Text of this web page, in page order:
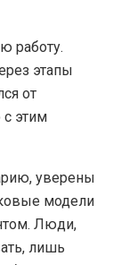
работу.
этапы
от
этим
уверены
модели
Люди,
лишь